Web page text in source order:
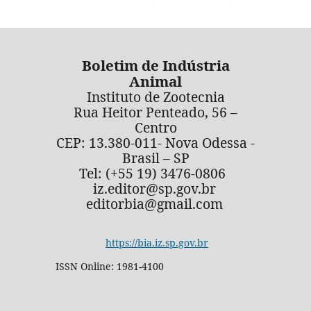
Boletim de Indústria
Animal
Instituto de Zootecnia
Rua Heitor Penteado, 56 –
Centro
CEP: 13.380-011- Nova Odessa -
Brasil – SP
Tel: (+55 19) 3476-0806
iz.editor@sp.gov.br
editorbia@gmail.com
https://bia.iz.sp.gov.br
ISSN Online: 1981-4100